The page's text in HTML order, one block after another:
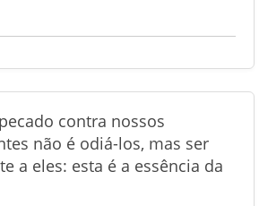
contra nossos
não é odiá-los, mas ser
a eles: esta é a essência da